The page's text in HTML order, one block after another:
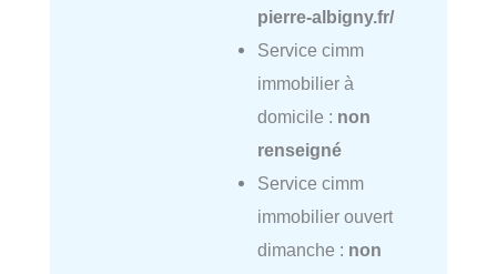
pierre-albigny.fr/
Service cimm
immobilier à
domicile : non
renseigné
Service cimm
immobilier ouvert
dimanche : non